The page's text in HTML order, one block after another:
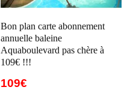
Bon plan carte abonnement
annuelle baleine
Aquaboulevard pas chère à
109€ !!!
109€